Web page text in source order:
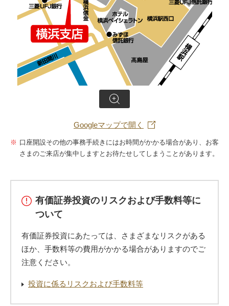
拡大
Googleマップで開く
口座開設その他の事務手続きにはお時間がかかる場合があり、お客
さまのご来店が集中しますとお待たせしてしまうことがあります。
有価証券投資のリスクおよび手数料等に
ついて
有価証券投資にあたっては、さまざまなリスクがある
ほか、手数料等の費用がかかる場合がありますのでご
注意ください。
投資に係るリスクおよび手数料等